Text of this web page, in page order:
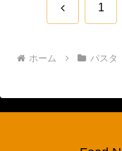
前 1
ホーム パスタ